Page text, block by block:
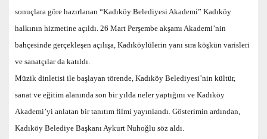
sonuçlara göre hazırlanan “Kadıköy Belediyesi Akademi” Kadıköy
halkının hizmetine açıldı. 26 Mart Perşembe akşamı Akademi’nin
bahçesinde gerçekleşen açılışa, Kadıköylülerin yanı sıra köşkün varisleri
ve sanatçılar da katıldı.
Müzik dinletisi ile başlayan törende, Kadıköy Belediyesi’nin kültür,
sanat ve eğitim alanında son bir yılda neler yaptığını ve Kadıköy
Akademi’yi anlatan bir tanıtım filmi yayınlandı. Gösterimin ardından,
Kadıköy Belediye Başkanı Aykurt Nuhoğlu söz aldı.